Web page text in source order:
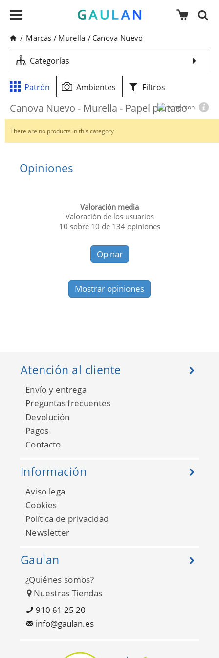
/ Marcas / Murella / Canova Nuevo
Categorías
Patrón Ambientes Filtros
Canova Nuevo - Murella - Papel pintado
There are no products in this category
Opiniones
Valoración media
Valoración de los usuarios
10 sobre 10 de 134opiniones
Opinar
Mostrar opiniones
Atención al cliente
Envío y entrega
Preguntas frecuentes
Devolución
Pagos
Contacto
Información
Aviso legal
Cookies
Política de privacidad
Newsletter
Gaulan
¿Quiénes somos?
Nuestras Tiendas
910 61 25 20
info@gaulan.es